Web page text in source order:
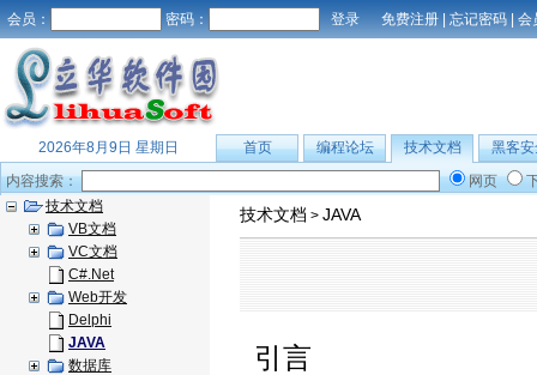
会员： 密码： 免费注册 | 忘记密码 | 会
2026年8月9日 星期日 首页 编程论坛 技术文档
黑客安
内容搜索：
网页
技术文档
VB文档
VC文档
C#.Net
Web开发
Delphi
JAVA
数据库
技术文档 > JAVA
引言